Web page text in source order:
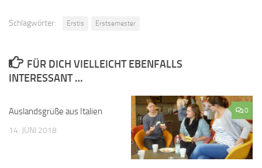
Schlagwörter: Erstis Erstsemester
FÜR DICH VIELLEICHT EBENFALLS
INTERESSANT …
Auslandsgrüße aus Italien
14. JUNI 2018
0